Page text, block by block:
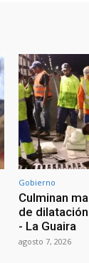
Gobierno
Culminan
de
- La Guaira
agosto 7, 2026